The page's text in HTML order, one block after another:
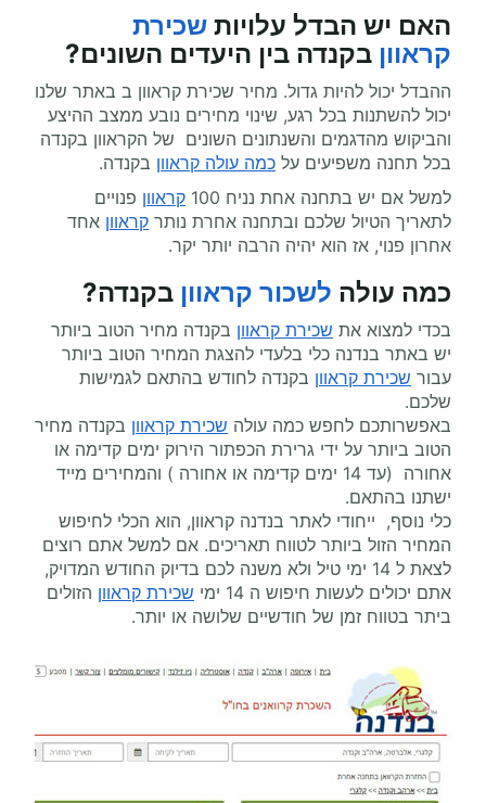
האם יש הבדל עלויות שכירת
קראוון בקנדה בין היעדים השונים?
ההבדל יכול להיות גדול. מחיר שכירת קראוון ב באתר שלנו
יכול להשתנות בכל רגע, שינוי מחירים נובע ממצב ההיצע
והביקוש מהדגמים והשנתונים השונים של הקראוון בקנדה
בכל תחנה משפיעים על כמה עולה קראוון בקנדה.
למשל אם יש בתחנה אחת נניח 100
קראוון פנויים
לתאריך הטיול שלכם ובתחנה אחרת נותר קראוון אחד
אחרון פנוי, אז הוא יהיה הרבה יותר יקר.
כמה עולה לשכור קראוון בקנדה?
בכדי למצוא את שכירת קראוון בקנדה מחיר הטוב ביותר
יש באתר בנדנה כלי בלעדי להצגת המחיר הטוב ביותר
עבור שכירת קראוון בקנדה לחודש בהתאם לגמישות
שלכם.
באפשרותכם לחפש כמה עולה שכירת קראוון בקנדה מחיר
הטוב ביותר על ידי גרירת הכפתור הירוק ימים קדימה או
אחורה (עד 14 ימים קדימה או אחורה ) והמחירים מייד
ישתנו בהתאם.
כלי נוסף, ייחודי לאתר בנדנה קראוון, הוא הכלי לחיפוש
המחיר הזול ביותר לטווח תאריכים. אם למשל אתם רוצים
לצאת ל 14 ימי טיל ולא משנה לכם בדיוק החודש המדויק,
אתם יכולים לעשות חיפוש ה 14 ימי
שכירת קראוון הזולים
ביתר בטווח זמן של חודשיים שלושה או יותר.